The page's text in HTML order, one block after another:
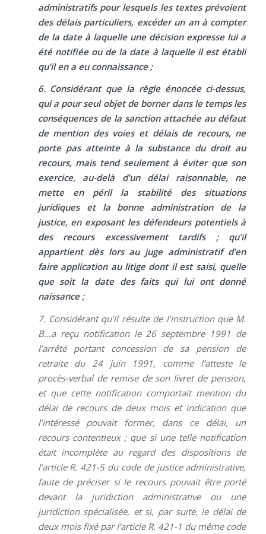
administratifs pour lesquels les textes prévoient
des délais particuliers, excéder un an à compter
de la date à laquelle une décision expresse lui a
été notifiée ou de la date à laquelle il est établi
qu’il en a eu connaissance ;
6. Considérant que la règle énoncée ci-dessus,
qui a pour seul objet de borner dans le temps les
conséquences de la sanction attachée au défaut
de mention des voies et délais de recours, ne
porte pas atteinte à la substance du droit au
recours, mais tend seulement à éviter que son
exercice, au-delà d’un délai raisonnable, ne
mette en péril la stabilité des situations
juridiques et la bonne administration de la
justice, en exposant les défendeurs potentiels à
des recours excessivement tardifs ; qu’il
appartient dès lors au juge administratif d’en
faire application au litige dont il est saisi, quelle
que soit la date des faits qui lui ont donné
naissance ;
7. Considérant qu’il résulte de l’instruction que M.
B…a reçu notification le 26 septembre 1991 de
l’arrêté portant concession de sa pension de
retraite du 24 juin 1991, comme l’atteste le
procès-verbal de remise de son livret de pension,
et que cette notification comportait mention du
délai de recours de deux mois et indication que
l’intéressé pouvait former, dans ce délai, un
recours contentieux ; que si une telle notification
était incomplète au regard des dispositions de
l’article R. 421-5 du code de justice administrative,
faute de préciser si le recours pouvait être porté
devant la juridiction administrative ou une
juridiction spécialisée, et si, par suite, le délai de
deux mois fixé par l’article R. 421-1 du même code